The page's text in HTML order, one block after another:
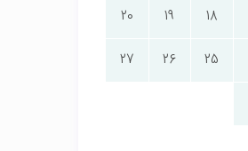
18
19
20
25
26
27